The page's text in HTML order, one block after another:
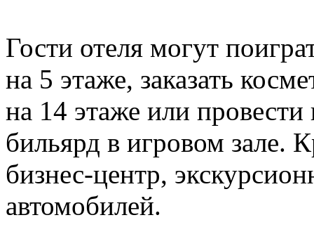
Гости отеля могут
на 5 этаже, заказать
на 14 этаже или
бильярд в игровом зале.
бизнес-центр,
автомобилей.